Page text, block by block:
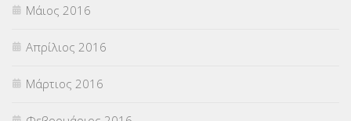
Μάιος 2016
Απρίλιος 2016
Μάρτιος 2016